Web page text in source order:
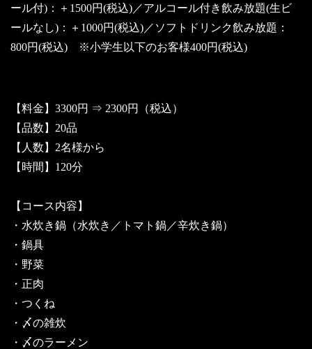
ール付)：＋1500円(税込)／アルコール付き飲み放題(生ビ
ールなし)：＋1000円(税込)／ソフトドリンク飲み放題：
800円(税込) ※小学生以下のお客様400円(税込)
【料金】3300円 ⇒ 2300円（税込）
【品数】20品
【人数】2名様から
【時間】120分
【コース内容】
・水炊き鍋（水炊き／トマト鍋／辛炊き鍋）
・鍋具
・野菜
・正肉
・つくね
・〆の雑炊
・〆のラーメン